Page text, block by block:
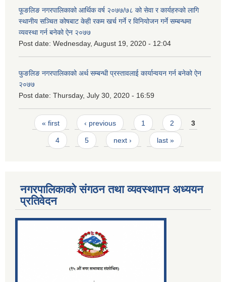
फूङलिङ नगरपालिकाको आर्थिक वर्ष २०७७/७८ को सेवा र कार्यहरुको लागि
स्थानीय सञ्चित कोषबाट केही रकम खर्च गर्ने र विनियोजन गर्ने सम्बन्धमा
व्यवस्था गर्न बनेको ऐन २०७७
Post date: Wednesday, August 19, 2020 - 12:04
फुङलिङ नगरपालिकाको अर्थ सम्बन्धी प्रस्तावलाई कार्यान्वयन गर्न बनेको ऐन
२०७७
Post date: Thursday, July 30, 2020 - 16:59
Pages
« first ‹ previous 1 2 3
4 5 next › last »
नगरपालिकाको संगठन तथा व्यवस्थापन अध्ययन
प्रतिवेदन